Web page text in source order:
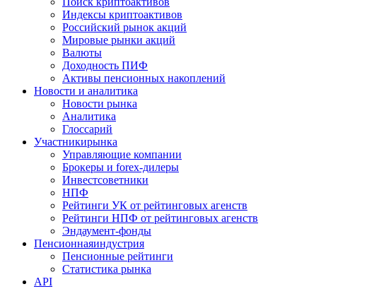
Индексы криптоактивов
Российский рынок акций
Мировые рынки акций
Валюты
Доходность ПИФ
Активы пенсионных накоплений
Новости и аналитика
Новости рынка
Аналитика
Глоссарий
Участникирынка
Управляющие компании
Брокеры и forex-дилеры
Инвестсоветники
НПФ
Рейтинги УК от рейтинговых агенств
Рейтинги НПФ от рейтинговых агенств
Эндаумент-фонды
Пенсионнаяиндустрия
Пенсионные рейтинги
Статистика рынка
API